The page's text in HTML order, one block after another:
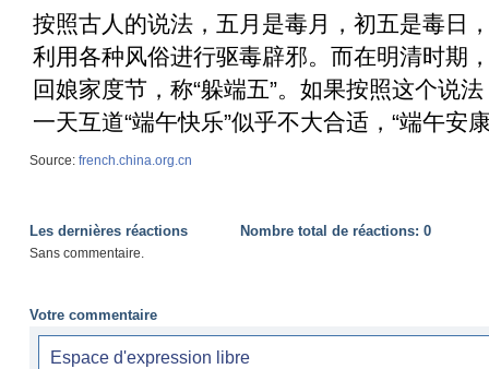
按照古人的说法，五月是毒月，初五是毒日
利用各种风俗进行驱毒辟邪。而在明清时期
回娘家度节，称“躲端五”。如果按照这个说
一天互道“端午快乐”似乎不大合适，“端午安
Source: french.china.org.cn
Les dernières réactions Nombre total de réactions: 0
Sans commentaire.
Votre commentaire